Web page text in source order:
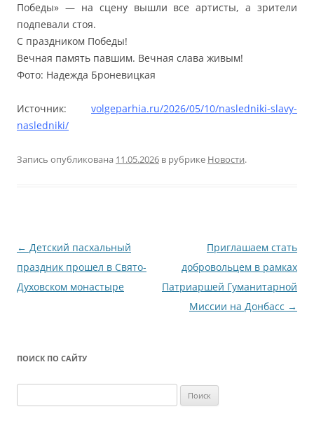
Победы» — на сцену вышли все артисты, а зрители
подпевали стоя.
С праздником Победы!
Вечная память павшим. Вечная слава живым!
Фото: Надежда Броневицкая
Источник: volgeparhia.ru/2026/05/10/nasledniki-slavy-
nasledniki/
Запись опубликована 11.05.2026 в рубрике Новости.
Навигация
по
записям
← Детский пасхальный
праздник прошел в Свято-
Духовском монастыре
Приглашаем стать
добровольцем в рамках
Патриаршей Гуманитарной
Миссии на Донбасс →
ПОИСК ПО САЙТУ